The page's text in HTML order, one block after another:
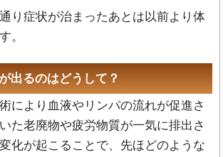
通り症状が治まったあとは以前より体
。
出るのはどうして？
により血液やリンパの流れが促進さ
た老廃物や疲労物質が一気に排出さ
化が起こることで、先ほどのような